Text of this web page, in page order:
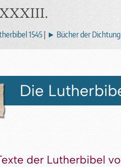
1545 ► Bücher der Dichtung
Die
der Lutherbibel